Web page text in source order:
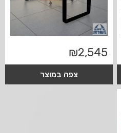
₪2,545
צפה במוצר